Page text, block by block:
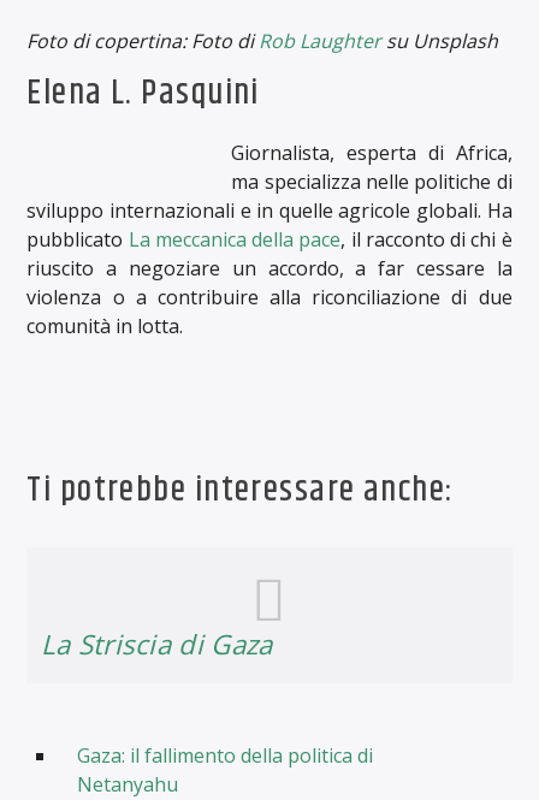
Foto di copertina: Foto diRob Laughtersu Unsplash
Elena L. Pasquini
Giornalista, esperta di Africa,
ma specializza nelle politiche di
sviluppo internazionali e in quelle agricole globali. Ha
pubblicato La meccanica della pace, il racconto di chi è
riuscito a negoziare un accordo, a far cessare la
violenza o a contribuire alla riconciliazione di due
comunità in lotta.
Ti potrebbe interessare anche:
La Striscia di Gaza
Gaza: il fallimento della politica di
Netanyahu